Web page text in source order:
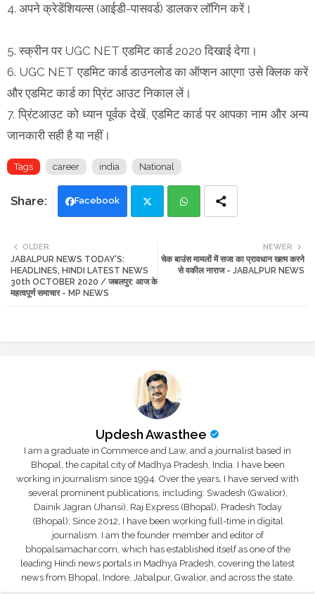
4. अपने क्रेडेंशियल्स (आईडी-पासवर्ड) डालकर लॉगिन करें।
5. स्क्रीन पर UGC NET एडमिट कार्ड 2020 दिखाई देगा।
6. UGC NET एडमिट कार्ड डाउनलोड का ऑप्शन आएगा उसे क्लिक करें
और एडमिट कार्ड का प्रिंट आउट निकाल लें।
7. प्रिंटआउट को ध्यान पूर्वक देखें, एडमिट कार्ड पर आपका नाम और अन्य
जानकारी सही है या नहीं।
Tags career india National
Facebook
ats
NEWER
चेक बाउंस मामलों में सजा का प्रावधान खत्म करने
से वकील नाराज - JABALPUR NEWS
OLDER
JABALPUR NEWS TODAY'S:
HEADLINES, HINDI LATEST NEWS
30th OCTOBER 2020 / जबलपुर: आज के
महत्वपूर्ण समाचार - MP NEWS
Updesh Awasthee
I am a graduate in Commerce and Law, and a journalist based in
Bhopal, the capital city of Madhya Pradesh, India. I have been
working in journalism since 1994. Over the years, I have served with
several prominent publications, including: Swadesh (Gwalior),
Dainik Jagran (Jhansi), Raj Express (Bhopal), Pradesh Today
(Bhopal); Since 2012, I have been working full-time in digital
journalism. I am the founder member and editor of
bhopalsamachar.com, which has established itself as one of the
leading Hindi news portals in Madhya Pradesh, covering the latest
news from Bhopal, Indore, Jabalpur, Gwalior, and across the state.